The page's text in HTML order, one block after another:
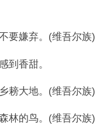
嫌弃。(维吾尔族)
香甜。
大地。(维吾尔族)
的鸟。(维吾尔族)